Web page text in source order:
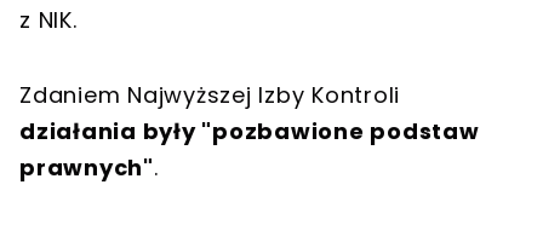
z NIK.
Zdaniem Najwyższej Izby Kontroli
działania były "pozbawione podstaw
prawnych".